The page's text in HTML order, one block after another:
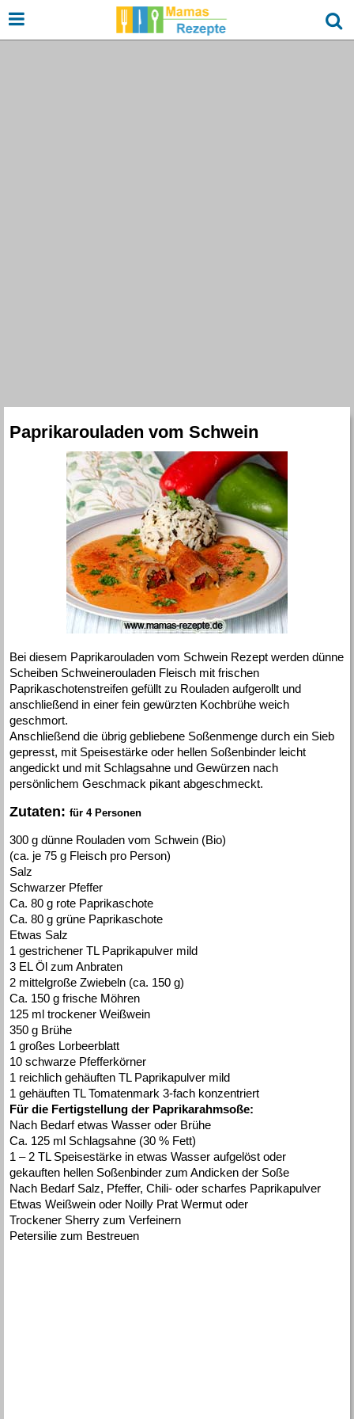
Paprikarouladen vom Schwein
Bei diesem Paprikarouladen vom Schwein Rezept werden dünne
Scheiben Schweinerouladen Fleisch mit frischen
Paprikaschotenstreifen gefüllt zu Rouladen aufgerollt und
anschließend in einer fein gewürzten Kochbrühe weich
geschmort.
Anschließend die übrig gebliebene Soßenmenge durch ein Sieb
gepresst, mit Speisestärke oder hellen Soßenbinder leicht
angedickt und mit Schlagsahne und Gewürzen nach
persönlichem Geschmack pikant abgeschmeckt.
Zutaten: für 4 Personen
300 g dünne Rouladen vom Schwein (Bio)
(ca. je 75 g Fleisch pro Person)
Salz
Schwarzer Pfeffer
Ca. 80 g rote Paprikaschote
Ca. 80 g grüne Paprikaschote
Etwas Salz
1 gestrichener TL Paprikapulver mild
3 EL Öl zum Anbraten
2 mittelgroße Zwiebeln (ca. 150 g)
Ca. 150 g frische Möhren
125 ml trockener Weißwein
350 g Brühe
1 großes Lorbeerblatt
10 schwarze Pfefferkörner
1 reichlich gehäuften TL Paprikapulver mild
1 gehäuften TL Tomatenmark 3-fach konzentriert
Für die Fertigstellung der Paprikarahmsoße:
Nach Bedarf etwas Wasser oder Brühe
Ca. 125 ml Schlagsahne (30 % Fett)
1 – 2 TL Speisestärke in etwas Wasser aufgelöst oder
gekauften hellen Soßenbinder zum Andicken der Soße
Nach Bedarf Salz, Pfeffer, Chili- oder scharfes Paprikapulver
Etwas Weißwein oder Noilly Prat Wermut oder
Trockener Sherry zum Verfeinern
Petersilie zum Bestreuen